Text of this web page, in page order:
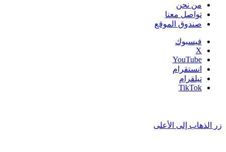
من نحن
تواصل معنا
صندوق الموقع
فيسبوك
‫X
‫YouTube
انستقرام
تيلقرام
‫TikTok
زر الذهاب إلى الأعلى